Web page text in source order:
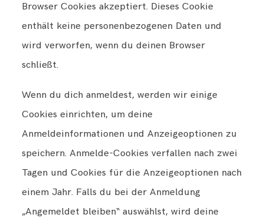
Browser Cookies akzeptiert. Dieses Cookie
enthält keine personenbezogenen Daten und
wird verworfen, wenn du deinen Browser
schließt.
Wenn du dich anmeldest, werden wir einige
Cookies einrichten, um deine
Anmeldeinformationen und Anzeigeoptionen zu
speichern. Anmelde-Cookies verfallen nach zwei
Tagen und Cookies für die Anzeigeoptionen nach
einem Jahr. Falls du bei der Anmeldung
„Angemeldet bleiben“ auswählst, wird deine